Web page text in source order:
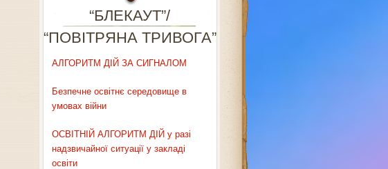
“БЛЕКАУТ”/
“ПОВІТРЯНА ТРИВОГА”
АЛГОРИТМ ДІЙ ЗА СИГНАЛОМ
Безпечне освітнє середовище в
умовах війни
ОСВІТНІЙ АЛГОРИТМ ДІЙ у разі
надзвичайної ситуації у закладі
освіти